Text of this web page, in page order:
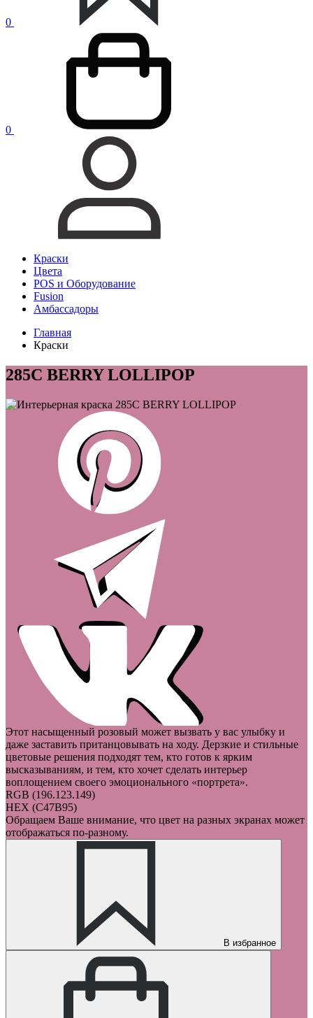
0
0
Краски
Цвета
POS и Оборудование
Fusion
Амбассадоры
Главная
Краски
285C BERRY LOLLIPOP
Этот насыщенный розовый может вызвать у вас улыбку и
даже заставить пританцовывать на ходу. Дерзкие и стильные
цветовые решения подходят тем, кто готов к ярким
высказываниям, и тем, кто хочет сделать интерьер
воплощением своего эмоционального «портрета».
RGB (196.123.149)
HEX (C47B95)
Обращаем Ваше внимание, что цвет на разных экранах может
отображаться по-разному.
В избранное